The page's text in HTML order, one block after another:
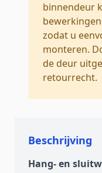
binnendeur
zodat u
monteren.
de deur
retourrecht.
Beschrijving
Hang- en